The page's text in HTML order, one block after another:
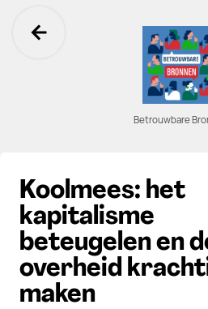
Ga terug
Betrouwbare
Koolmees: het
kapitalisme
beteugelen en
overheid
maken